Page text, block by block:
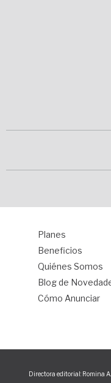
Planes
Beneficios
Quiénes Somos
Blog de
Cómo Anunciar
Directora editorial: Romina